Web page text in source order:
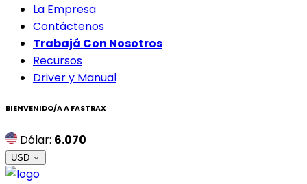
La Empresa
Contáctenos
Trabajá Con Nosotros
Recursos
Driver y Manual
BIENVENIDO/A A FASTRAX
Dólar: 6.070
USD